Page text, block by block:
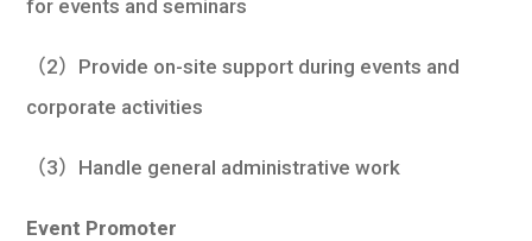
for events and seminars
（2）Provide on-site support during events and
corporate activities
（3）Handle general administrative work
Event Promoter